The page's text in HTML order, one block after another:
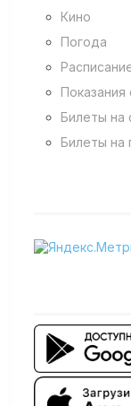
Кино
Погода
Показания
Билеты на
Билеты на